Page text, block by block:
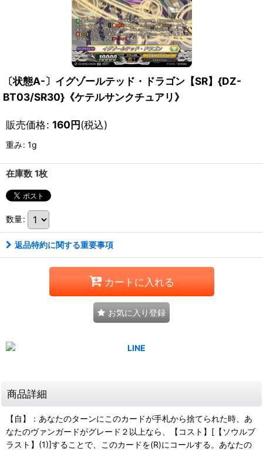
〔状態A-〕イグゾールテッド・ドラゴン【SR】{DZ-
BT03/SR30}《ケテルサンクチュアリ》
販売価格: 160円(税込)
重み: 1g
在庫数 1枚
数量:
返品特約に関する重要事項
カートに入れる
お気に入り登録
商品詳細
【自】：あなたのターンにこのカードが手札から捨てられた時、あ
なたのヴァンガードがグレード２以上なら、【コスト】[【ソウルブ
ラスト】(1)]することで、このカードを(R)にコールする。あなたの